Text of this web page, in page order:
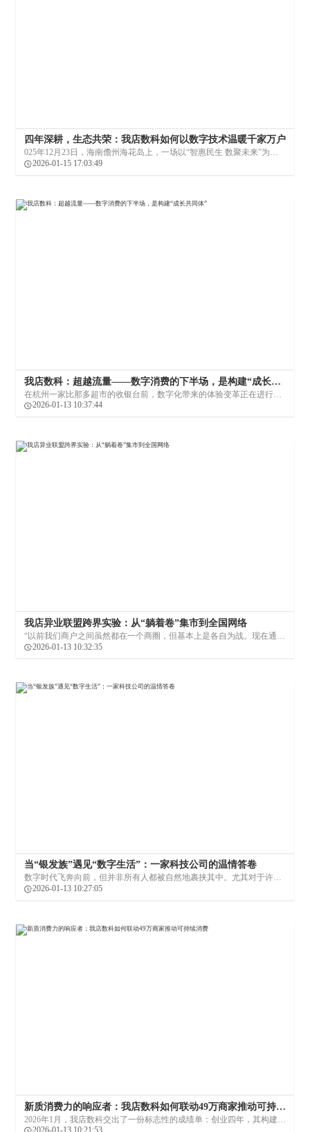
四年深耕，生态共荣：我店数科如何以数字技术温暖千家万户
025年12月23日，海南儋州海花岛上，一场以“智惠民生 数聚未来”为主
题的四周年庆典，不仅是我店数科发展历程中的一次盛大回望，更成为
2026-01-15 17:03:49
我店数科：超越流量——数字消费的下半场，是构建“成长共
同体”
在杭州一家比那多超市的收银台前，数字化带来的体验变革正在进行。
这背后是一家成立仅四年的消费平台科技公司，试图用一套绿色消费积
2026-01-13 10:37:44
我店异业联盟跨界实验：从“躺着卷”集市到全国网络
“以前我们商户之间虽然都在一个商圈，但基本上是各自为战。现在通过
我店的异业联盟，我们的顾客可以流动起来，实现了资源共享。”一位参
2026-01-13 10:32:35
当“银发族”遇见“数字生活”：一家科技公司的温情答卷
数字时代飞奔向前，但并非所有人都被自然地裹挟其中。尤其对于许多
中老年人，智能手机像一本复杂的“天书”，便捷与隔阂仅一线之隔。当
2026-01-13 10:27:05
新质消费力的响应者：我店数科如何联动49万商家推动可持续
消费
2026年1月，我店数科交出了一份标志性的成绩单：创业四年，其构建的
消费生态系统已覆盖全国，不仅开设了7家大型自有品牌比那多超市和